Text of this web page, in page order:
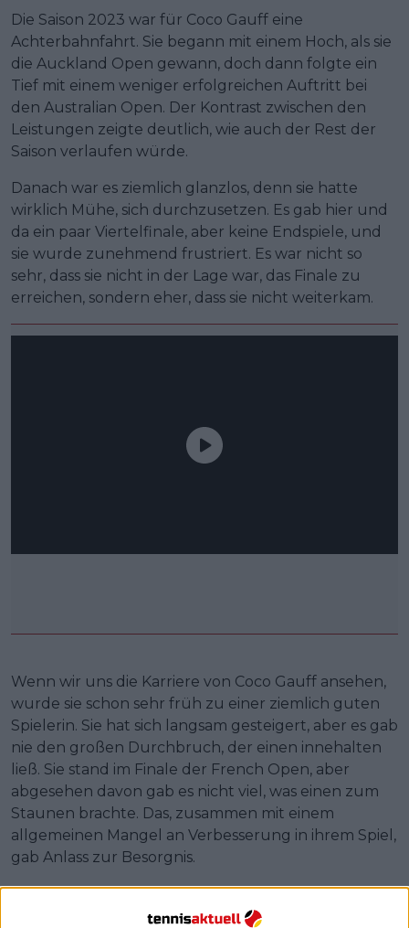
Die Saison 2023 war für Coco Gauff eine
Achterbahnfahrt. Sie begann mit einem Hoch, als sie
die Auckland Open gewann, doch dann folgte ein
Tief mit einem weniger erfolgreichen Auftritt bei
den Australian Open. Der Kontrast zwischen den
Leistungen zeigte deutlich, wie auch der Rest der
Saison verlaufen würde.
Danach war es ziemlich glanzlos, denn sie hatte
wirklich Mühe, sich durchzusetzen. Es gab hier und
da ein paar Viertelfinale, aber keine Endspiele, und
sie wurde zunehmend frustriert. Es war nicht so
sehr, dass sie nicht in der Lage war, das Finale zu
erreichen, sondern eher, dass sie nicht weiterkam.
Wenn wir uns die Karriere von Coco Gauff ansehen,
wurde sie schon sehr früh zu einer ziemlich guten
Spielerin. Sie hat sich langsam gesteigert, aber es gab
nie den großen Durchbruch, der einen innehalten
ließ. Sie stand im Finale der French Open, aber
abgesehen davon gab es nicht viel, was einen zum
Staunen brachte. Das, zusammen mit einem
allgemeinen Mangel an Verbesserung in ihrem Spiel,
gab Anlass zur Besorgnis.